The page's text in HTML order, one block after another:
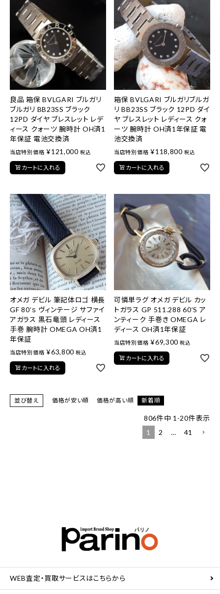
良品 箱保 BVLGARI ブルガリ
ブルガリ BB23SS ブラック
12PD ダイヤ ブレスレット レデ
ィース クォーツ 腕時計 OH済1
年保証 電池交換済
当店特別価格 ¥121,000 税込
カートに入れる
箱保 BVLGARI ブルガリブルガ
リ BB23SS ブラック 12PD ダイ
ヤ ブレスレット レディース クォ
ーツ 腕時計 OH済1年保証 電
池交換済
当店特別価格 ¥118,800 税込
カートに入れる
オメガ デビル 筆記体ロゴ 横長
GF 80’ｓ ヴィンテージ サファイ
アガラス 黒石竜頭 レディース
手巻 腕時計 OMEGA OH済1
年保証
当店特別価格 ¥63,800 税込
カートに入れる
可憐単ラグ オメガ デビル カッ
トガラス GP 511.288 60’S ア
ンティーク 手巻き OMEGA レ
ディース OH済1年保証
当店特別価格 ¥69,300 税込
カートに入れる
並び替え 価格が安い順 価格が高い順 新着順
806件中 1 -20件表示
1
2 … 41
WEB査定・買取サービスはこちらから